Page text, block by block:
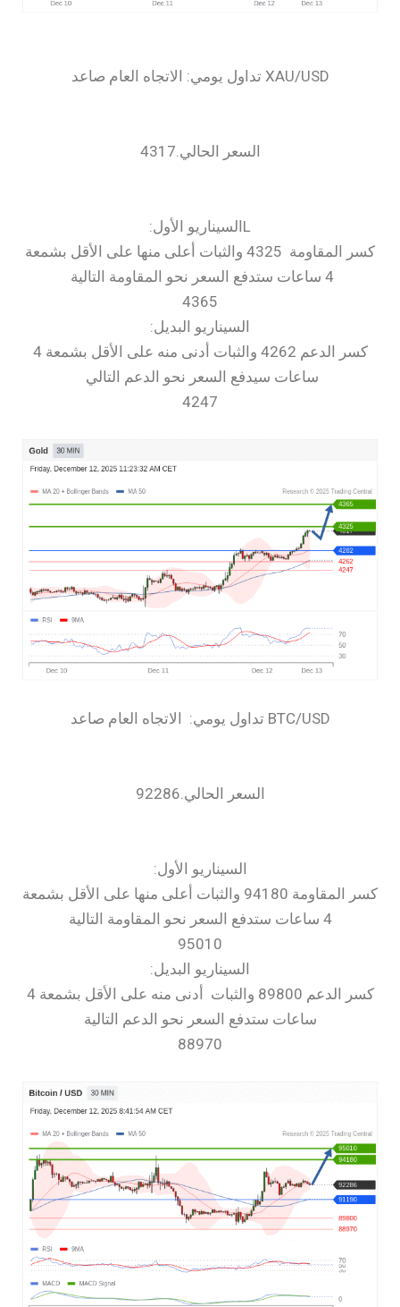
السعر الحالي.4317
كسر المقاومة 4325 والثبات أعلى منها على الأقل بشمعة
4 ساعات ستدفع السعر نحو المقاومة التالية
4365
السيناريو البديل:
كسر الدعم 4262 والثبات أدنى منه على الأقل بشمعة 4
ساعات سيدفع السعر نحو الدعم التالي
4247
السعر الحالي.92286
السيناريو الأول:
كسر المقاومة 94180 والثبات أعلى منها على الأقل بشمعة
4 ساعات ستدفع السعر نحو المقاومة التالية
95010
السيناريو البديل:
كسر الدعم 89800 والثبات أدنى منه على الأقل بشمعة 4
ساعات ستدفع السعر نحو الدعم التالية
88970